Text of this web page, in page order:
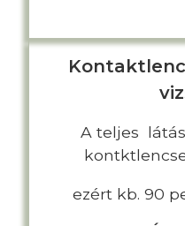
A teljes
ezért kb. 90